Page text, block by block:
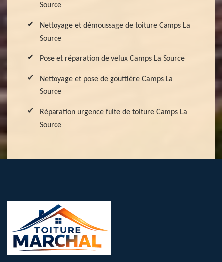
Source
Nettoyage et démoussage de toiture Camps La
Source
Pose et réparation de velux Camps La Source
Nettoyage et pose de gouttière Camps La
Source
Réparation urgence fuite de toiture Camps La
Source